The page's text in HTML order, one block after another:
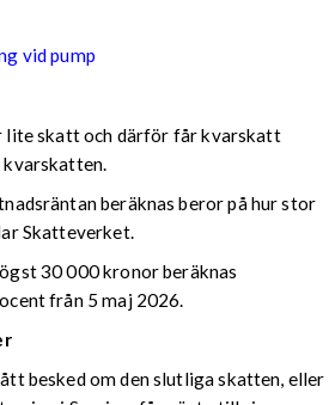
vid pump
lite skatt och därför får kvarskatt
kvarskatten.
beräknas beror på hur stor
Skatteverket.
30 000 kronor beräknas
från 5 maj 2026.
besked om den slutliga skatten, eller